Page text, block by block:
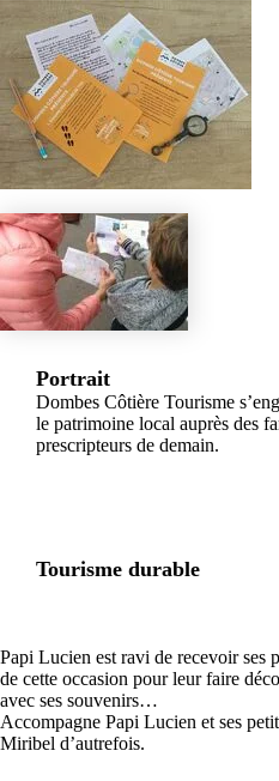
Portrait
Dombes Côtière Tourisme
le patrimoine local auprès des
prescripteurs de demain.
Tourisme durable
Papi Lucien est ravi de recevoir
de cette occasion pour leur faire
avec ses souvenirs…
Accompagne Papi Lucien et ses
Miribel d’autrefois.